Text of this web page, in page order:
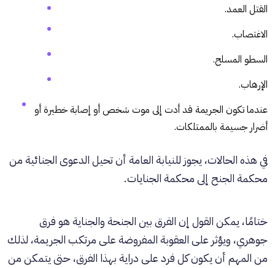
القتل العمد.
الاغتصاب.
السطو المسلح.
الإرهاب.
عندما تكون الجريمة قد أدت إلى موت شخص أو إصابة خطيرة أو
أضرار جسيمة بالممتلكات.
في هذه الحالات، يجوز للنيابة العامة أن تحيل الدعوى الجنائية من
محكمة الجنح إلى محكمة الجنايات.
ختامًا، يمكن القول إن الفرق بين الجنحة والجناية هو فرق
جوهري، ويؤثر على العقوبة المفروضة على مرتكب الجريمة، لذلك
من المهم أن يكون كل فرد على دراية بهذا الفرق، حتى يتمكن من